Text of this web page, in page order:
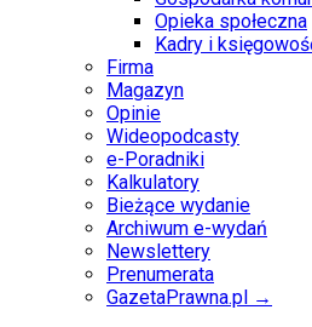
Opieka społeczna
Kadry i
Firma
Magazyn
Opinie
Wideopodcasty
e-Poradniki
Kalkulatory
Bieżące wydanie
Archiwum e-wydań
Newslettery
Prenumerata
GazetaPrawna.pl →